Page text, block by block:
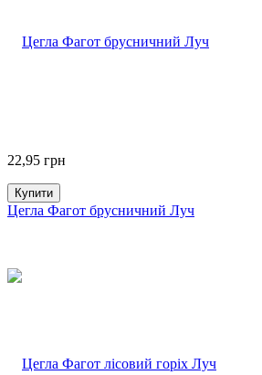
22,95 грн
Купити
Цегла Фагот брусничний Луч